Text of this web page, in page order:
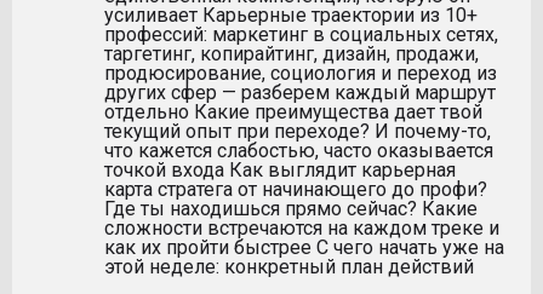
усиливает Карьерные траектории из 10+
профессий: маркетинг в социальных сетях,
таргетинг, копирайтинг, дизайн, продажи,
продюсирование, социология и переход из
других сфер — разберем каждый маршрут
отдельно Какие преимущества дает твой
текущий опыт при переходе? И почему-то,
что кажется слабостью, часто оказывается
точкой входа Как выглядит карьерная
карта стратега от начинающего до профи?
Где ты находишься прямо сейчас? Какие
сложности встречаются на каждом треке и
как их пройти быстрее С чего начать уже на
этой неделе: конкретный план действий